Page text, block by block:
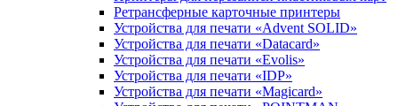
Ретрансферные карточные принтеры
Устройства для печати «Advent SOLID»
Устройства для печати «Datacard»
Устройства для печати «Evolis»
Устройства для печати «IDP»
Устройства для печати «Magicard»